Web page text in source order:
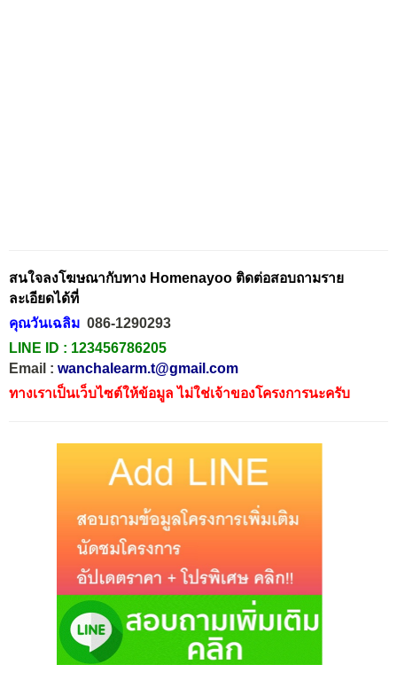
สนใจลงโฆษณากับทาง Homenayoo ติดต่อสอบถามราย
ละเอียดได้ที่
คุณวันเฉลิม 086-1290293
LINE ID : 123456786205
Email : wanchalearm.t@gmail.com
ทางเราเป็นเว็บไซต์ให้ข้อมูล ไม่ใช่เจ้าของโครงการนะครับ